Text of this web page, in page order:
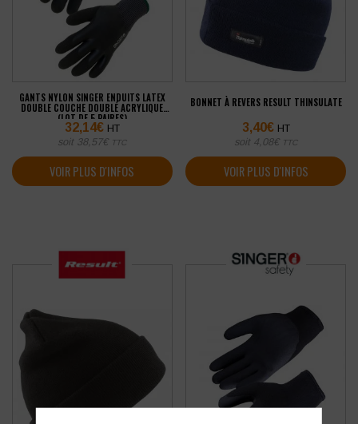
GANTS NYLON SINGER ENDUITS LATEX
DOUBLE COUCHE DOUBLÉ ACRYLIQUE
(LOT DE 5 PAIRES)
32,14€ HT
soit 38,57€ TTC
VOIR PLUS D'INFOS
BONNET À REVERS RESULT THINSULATE
3,40€ HT
soit 4,08€ TTC
VOIR PLUS D'INFOS